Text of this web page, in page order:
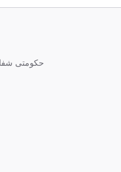
حکومتی